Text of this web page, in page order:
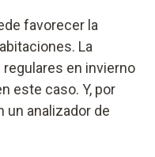
favorecer la
La
en invierno
este caso. Y, por
un analizador de